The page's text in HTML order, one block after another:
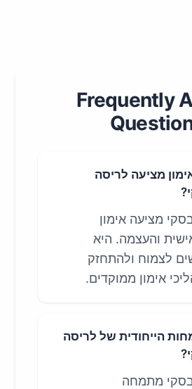
Frequently
מציעה לריסה
מציעה אימון
והעצמה. היא
לצמוח ולהתחזק
אימון ממוקדים.
הייחודית של לריסה
מתמחה